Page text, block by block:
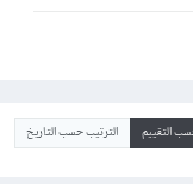
التقييم الترتيب حسب التاريخ